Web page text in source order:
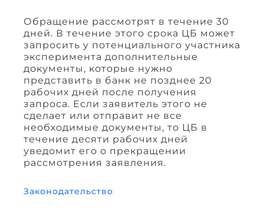
Обращение рассмотрят в течение 30
дней. В течение этого срока ЦБ может
запросить у потенциального участника
эксперимента дополнительные
документы, которые нужно
представить в банк не позднее 20
рабочих дней после получения
запроса. Если заявитель этого не
сделает или отправит не все
необходимые документы, то ЦБ в
течение десяти рабочих дней
уведомит его о прекращении
рассмотрения заявления.
Законодательство